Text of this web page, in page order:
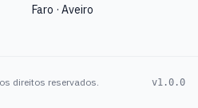
Faro · Aveiro
direitos reservados. v1.0.0